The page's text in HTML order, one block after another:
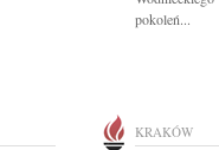
pokoleń...
KRAKÓW